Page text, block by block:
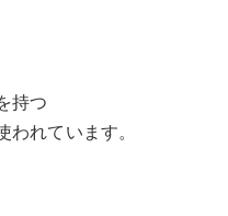
持つ
れています。